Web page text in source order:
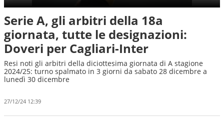
Serie A, gli arbitri della 18a
giornata, tutte le designazioni:
Doveri per Cagliari-Inter
Resi noti gli arbitri della diciottesima giornata di A stagione
2024/25: turno spalmato in 3 giorni da sabato 28 dicembre a
lunedì 30 dicembre
27/12/24 12:39